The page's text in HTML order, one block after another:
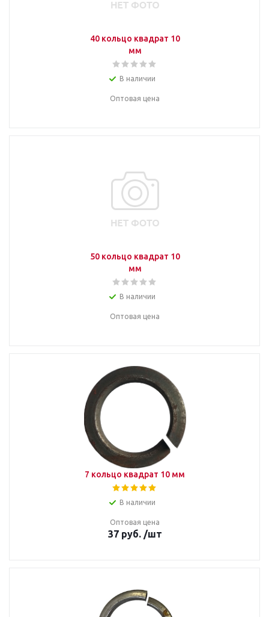
40 кольцо квадрат 10
мм
В наличии
Оптовая цена
50 кольцо квадрат 10
мм
В наличии
Оптовая цена
7 кольцо квадрат 10 мм
В наличии
Оптовая цена
37руб. /шт